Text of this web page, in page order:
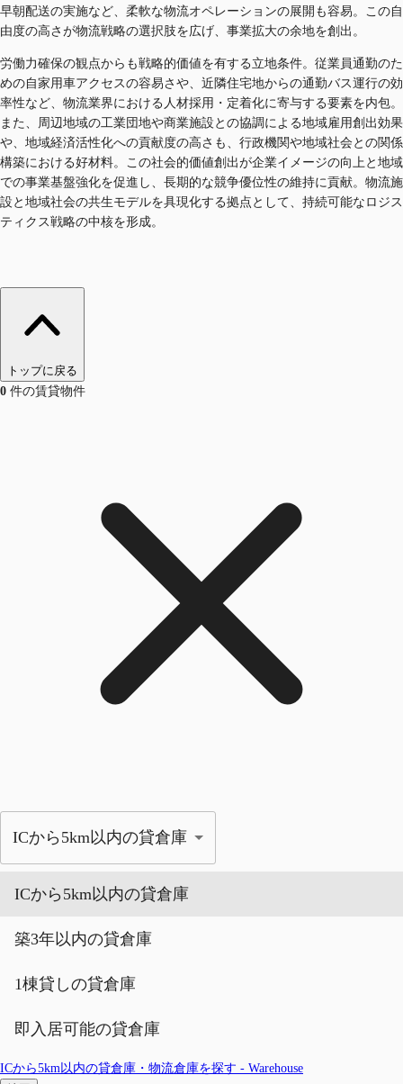
早朝配送の実施など、柔軟な物流オペレーションの展開も容易。この自
由度の高さが物流戦略の選択肢を広げ、事業拡大の余地を創出。
労働力確保の観点からも戦略的価値を有する立地条件。従業員通勤のた
めの自家用車アクセスの容易さや、近隣住宅地からの通勤バス運行の効
率性など、物流業界における人材採用・定着化に寄与する要素を内包。
また、周辺地域の工業団地や商業施設との協調による地域雇用創出効果
や、地域経済活性化への貢献度の高さも、行政機関や地域社会との関係
構築における好材料。この社会的価値創出が企業イメージの向上と地域
での事業基盤強化を促進し、長期的な競争優位性の維持に貢献。物流施
設と地域社会の共生モデルを具現化する拠点として、持続可能なロジス
ティクス戦略の中核を形成。
トップに戻る
0 件の賃貸物件
ICから5km以内の貸倉庫
ICから5km以内の貸倉庫
築3年以内の貸倉庫
1棟貸しの貸倉庫
即入居可能の貸倉庫
ICから5km以内の貸倉庫・物流倉庫を探す - Warehouse